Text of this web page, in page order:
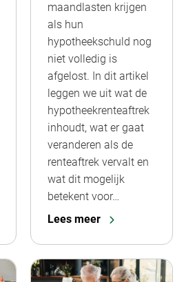
maandlasten krijgen
als hun
hypotheekschuld nog
niet volledig is
afgelost. In dit artikel
leggen we uit wat de
hypotheekrenteaftrek
inhoudt, wat er gaat
veranderen als de
renteaftrek vervalt en
wat dit mogelijk
betekent voor…
Lees meer